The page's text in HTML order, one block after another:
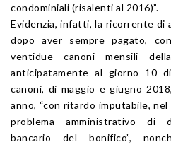
condominiali (risalenti al 2016)”.
Evidenzia, infatti, la ricorrente di
dopo aver sempre pagato,
ventidue canoni mensili
anticipatamente al giorno 10
canoni, di maggio e giugno
anno, “con ritardo imputabile,
problema amministrativo di
bancario del bonifico”,